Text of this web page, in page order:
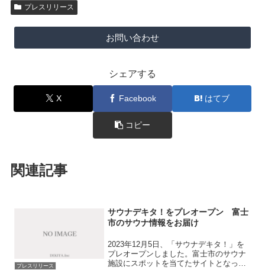
プレスリリース
お問い合わせ
シェアする
X Facebook はてブ
コピー
関連記事
プレスリリース
サウナデキタ！をプレオープン 富士
市のサウナ情報をお届け
2023年12月5日、「サウナデキタ！」を
プレオープンしました。富士市のサウナ
施設にスポットを当てたサイトとなって